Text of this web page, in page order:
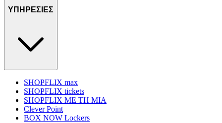
ΥΠΗΡΕΣΙΕΣ
SHOPFLIX max
SHOPFLIX tickets
SHOPFLIX ΜΕ ΤΗ ΜΙΑ
Clever Point
BOX NOW Lockers